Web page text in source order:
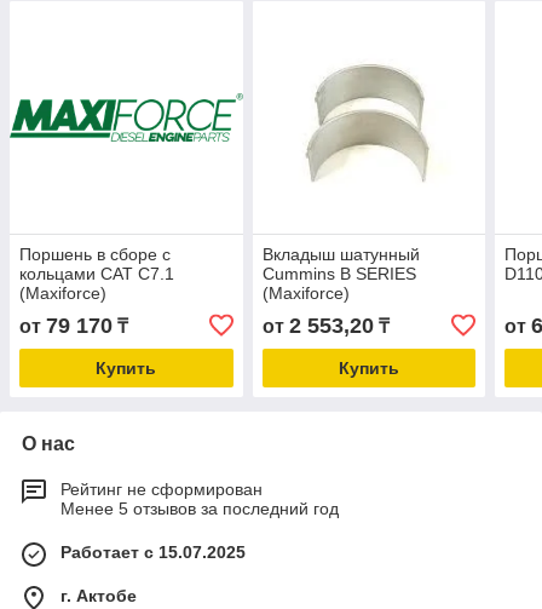
Поршень в сборе с
кольцами CAT C7.1
(Maxiforce)
от 79 170 ₸
Купить
Вкладыш шатунный
Cummins B SERIES
(Maxiforce)
от 2 553,20₸
Купить
от
О нас
Рейтинг не сформирован
Менее 5 отзывов за последний год
Работает с 15.07.2025
г. Актобе